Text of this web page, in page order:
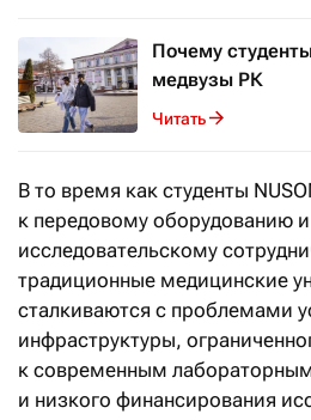
Почему
медвузы РК
Читать
В то время как студенты
к передовому оборудованию
исследовательскому
традиционные медицинские
сталкиваются с проблемами
инфраструктуры,
к современным
и низкого финансирования